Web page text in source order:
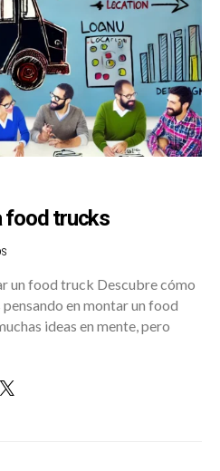
food trucks
un food truck Descubre cómo
en montar un food
ideas en mente, pero